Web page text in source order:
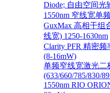
Diode; 自由空间光
1550nm 窄线宽单
GuxMax 高相干组
线宽) 1250-1630nm
Clarity PFR 精密
(8-16mW)
单频窄线宽激光二
(633/660/785/830/
1550nm RIO